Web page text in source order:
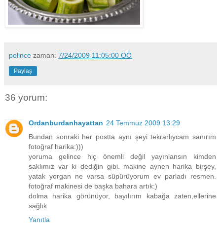
pelince zaman: 7/24/2009 11:05:00 ÖÖ
Paylaş
36 yorum:
Ordanburdanhayattan 24 Temmuz 2009 13:29
Bundan sonraki her postta aynı şeyi tekrarlıycam sanırım
fotoğraf harika:)))
yoruma gelince hiç önemli değil yayınlansın kimden
saklımız var ki dediğin gibi. makine aynen harika birşey,
yatak yorgan ne varsa süpürüyorum ev parladı resmen.
fotoğraf makinesi de başka bahara artık:)
dolma harika görünüyor, bayılırım kabağa zaten,ellerine
sağlık
Yanıtla